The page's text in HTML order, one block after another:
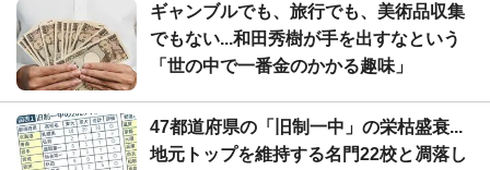
ギャンブルでも、旅行でも、美術品収集
でもない...和田秀樹が手を出すなという
「世の中で一番金のかかる趣味」
47都道府県の「旧制一中」の栄枯盛衰...
地元トップを維持する名門22校と凋落し